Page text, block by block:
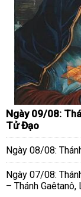
Ngày 09/08:
Tử Đạo
Ngày 08/08:
Ngày 07/08:
– Thánh Gaêtanô,